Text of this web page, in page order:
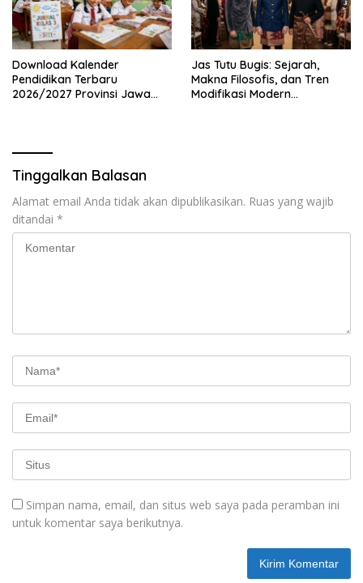
Download Kalender
Pendidikan Terbaru
2026/2027 Provinsi Jawa
Jas Tutu Bugis: Sejarah,
Makna Filosofis, dan Tren
Modifikasi Modern
Tinggalkan Balasan
Alamat email Anda tidak akan dipublikasikan. Ruas yang wajib
ditandai *
Simpan nama, email, dan situs web saya pada peramban ini
untuk komentar saya berikutnya.